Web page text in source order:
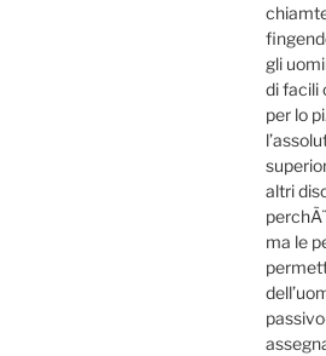
gli
di facili
per lo
altri
ma le